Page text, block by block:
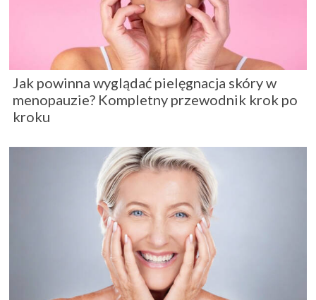
Jak powinna wyglądać pielęgnacja skóry w
menopauzie? Kompletny przewodnik krok po
kroku